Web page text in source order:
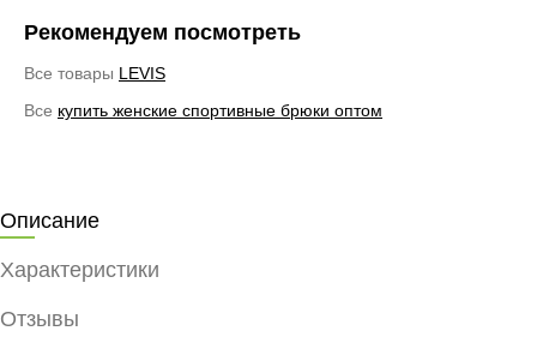
Рекомендуем посмотреть
Все товары LEVIS
Все купить женские спортивные брюки оптом
Описание
Характеристики
Отзывы